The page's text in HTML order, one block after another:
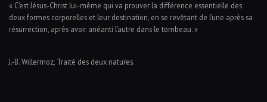
« C’est Jésus-Christ lui-même qui va prouver la différence essentielle des
deux formes corporelles et leur destination, en se revêtant de l’une après sa
résurrection, après avoir anéanti l’autre dans le tombeau. »
J.-B. Willermoz, Traité des deux natures.